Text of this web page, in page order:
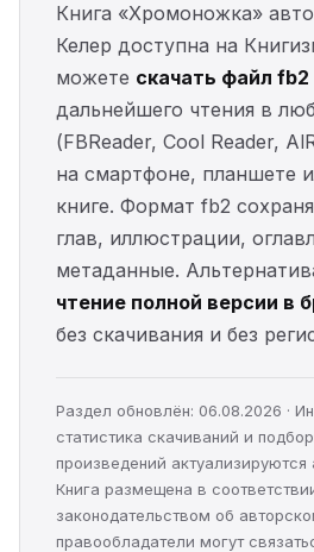
Книга «Хромоножка»
Келер доступна на
можете скачать файл fb2
дальнейшего чтения в
(FBReader, Cool Reader,
на смартфоне, планшете
книге. Формат fb2
глав, иллюстрации,
метаданные.
чтение полной версии в
без скачивания и без
Раздел обновлён: 06.08.2026 ·
статистика скачиваний и
произведений актуализируются
Книга размещена в
законодательством об
правообладатели могут